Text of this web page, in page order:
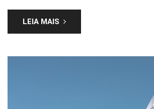
LEIA MAIS